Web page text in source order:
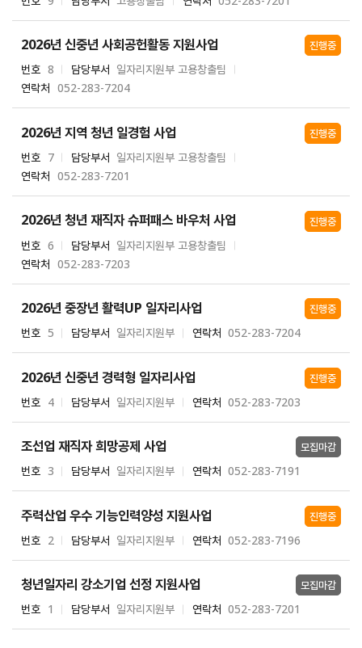
2026년 신중년 사회공헌활동 지원사업
번호 8 담당부서 일자리지원부 고용창출팀
연락처 052-283-7204
진행중
2026년 지역 청년 일경험 사업
번호 7 담당부서 일자리지원부 고용창출팀
연락처 052-283-7201
진행중
2026년 청년 재직자 슈퍼패스 바우처 사업
번호 6 담당부서 일자리지원부 고용창출팀
연락처 052-283-7203
진행중
2026년 중장년 활력UP 일자리사업
번호 5 담당부서 일자리지원부 연락처 052-283-7204
진행중
2026년 신중년 경력형 일자리사업
번호 4 담당부서 일자리지원부 연락처 052-283-7203
진행중
조선업 재직자 희망공제 사업
번호 3 담당부서 일자리지원부 연락처 052-283-7191
모집마감
주력산업 우수 기능인력양성 지원사업
번호 2 담당부서 일자리지원부 연락처 052-283-7196
진행중
청년일자리 강소기업 선정 지원사업
번호 1 담당부서 일자리지원부 연락처 052-283-7201
모집마감